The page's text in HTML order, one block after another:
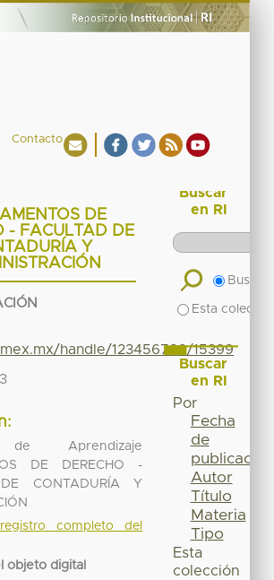
Contacto
DE
- FACULTAD DE
Y
handle/123456789/15399
de Aprendizaje
DE DERECHO -
CONTADURÍA Y
completo del
objeto digital
Buscar
en RI
Buscar
Esta
Buscar
en RI
Por
Fecha
de
publicación
Autor
Título
Materia
Tipo
Esta
colección